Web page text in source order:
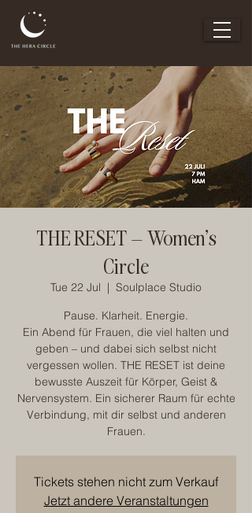
THE RESET – Women’s
Circle
Tue 22 Jul
  |
Soulplace Studio
Pause. Klarheit. Energie.
Ein Abend für Frauen, die viel halten und
geben – und dabei sich selbst nicht
vergessen wollen. THE RESET ist deine
bewusste Auszeit für Körper, Geist &
Nervensystem. Ein sicherer Raum für echte
Verbindung, mit dir selbst und anderen
Frauen.
Tickets stehen nicht zum Verkauf
Jetzt andere Veranstaltungen